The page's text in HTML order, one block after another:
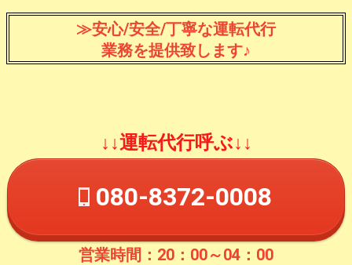
≫安心/安全/丁寧な運転代行
業務を提供致します♪
↓↓運転代行呼ぶ↓↓
080-8372-0008
営業時間：20：00～04：00